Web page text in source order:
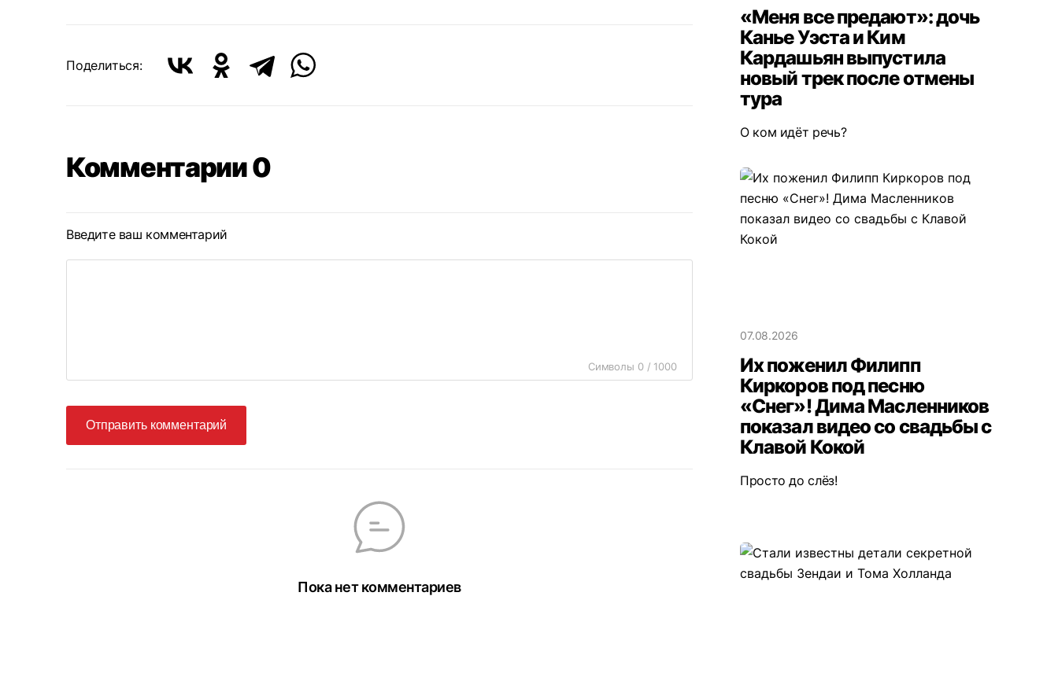
Поделиться:
Комментарии 0
Введите ваш комментарий
Символы 0 / 1000
Отправить комментарий
Пока нет комментариев
«Меня все предают»: дочь
Канье Уэста и Ким
Кардашьян выпустила
новый трек после отмены
тура
О ком идёт речь?
07.08.2026
Их поженил Филипп
Киркоров под песню
«Снег»! Дима Масленников
показал видео со свадьбы с
Клавой Кокой
Просто до слёз!